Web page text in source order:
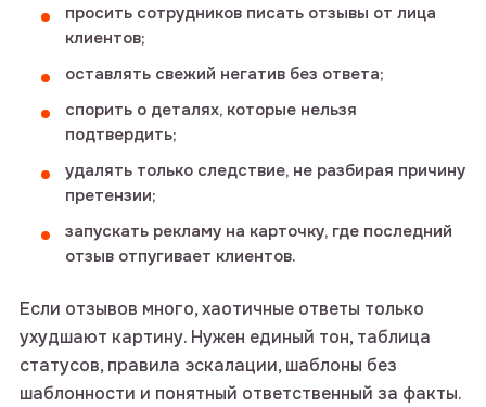
просить сотрудников писать отзывы от лица
клиентов;
оставлять свежий негатив без ответа;
спорить о деталях, которые нельзя
подтвердить;
удалять только следствие, не разбирая причину
претензии;
запускать рекламу на карточку, где последний
отзыв отпугивает клиентов.
Если отзывов много, хаотичные ответы только
ухудшают картину. Нужен единый тон, таблица
статусов, правила эскалации, шаблоны без
шаблонности и понятный ответственный за факты.